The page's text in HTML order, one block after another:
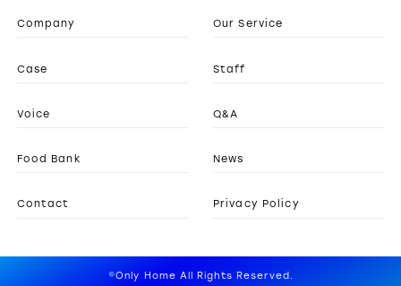
Company Our Service
Case Staff
Voice Q&A
Food Bank News
Contact Privacy Policy
©Only Home All Rights Reserved.